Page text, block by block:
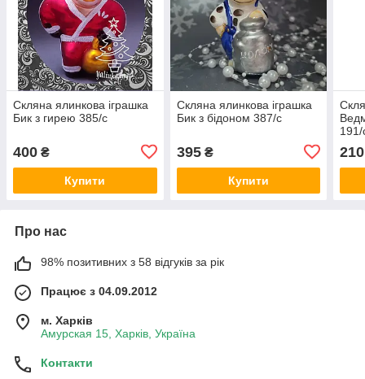
Скляна ялинкова іграшка
Бик з гирею 385/с
400 ₴
Купити
Скляна ялинкова іграшка
Бик з бідоном 387/с
395₴
Купити
191/
210
Про нас
98% позитивних з 58 відгуків за рік
Працює з 04.09.2012
м. Харків
Амурская 15, Харків, Україна
Контакти